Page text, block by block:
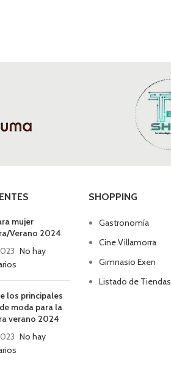
mujer
Verano 2024
No hay
los principales
moda para la
verano 2024
No hay
SHOPPING
Gastronomía
Cine Villamorra
Gimnasio Exen
Listado de Tiendas